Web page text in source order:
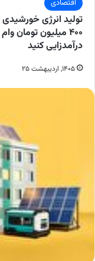
اقتصادی
تولید انرژی
۴۰۰ میلیون
درآمدزایی کنید
۱۴۰۵, اردیبهشت ۲۵